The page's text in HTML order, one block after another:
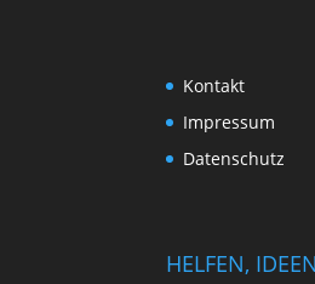
Kon­takt
Impres­sum
Daten­schutz
HELFEN,